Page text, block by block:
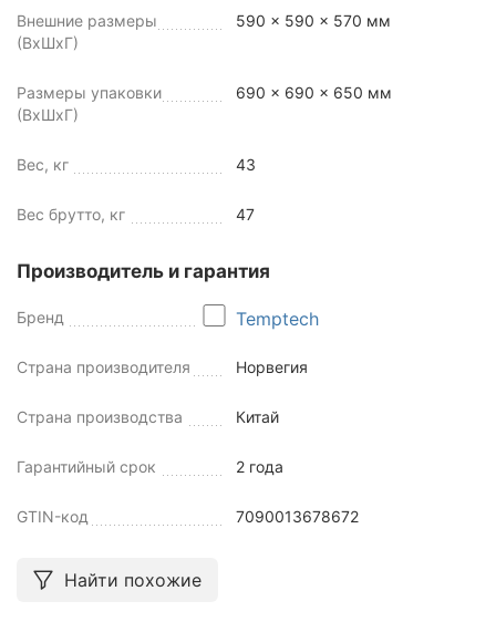
Внешние размеры
(ВхШхГ)
590 x 590 x 570 мм
Размеры упаковки
(ВхШхГ)
690 x 690 x 650 мм
Вес, кг 43
Вес брутто, кг 47
Производитель и гарантия
Бренд Temptech
Страна производителя Норвегия
Страна производства Китай
Гарантийный срок 2 года
GTIN-код 7090013678672
Найти похожие